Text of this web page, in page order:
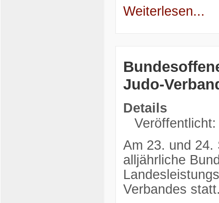
Weiterlesen...
Judo-
Details
Am 23. und 24.
alljährliche
Verbandes